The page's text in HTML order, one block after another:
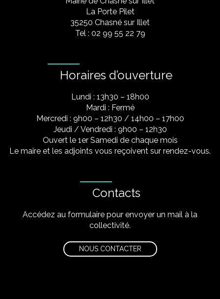
La Porte Pilet
35250 Chasné sur Illet
Tel : 02 99 55 22 79
Horaires d’ouverture
Lundi : 13h30 – 18h00
Mardi : Fermé
Mercredi : 9h00 – 12h30 / 14h00 – 17h00
Jeudi / Vendredi : 9h00 – 12h30
Ouvert le 1er Samedi de chaque mois
Le maire et les adjoints vous reçoivent sur rendez-vous.
Contacts
Accédez au formulaire pour envoyer un mail à la
collectivité.
NOUS CONTACTER